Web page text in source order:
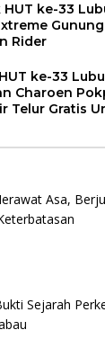
HUT ke-33
Rider
ke-33
Charoen
Telur Gratis
Asa,
Sejarah